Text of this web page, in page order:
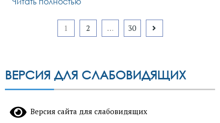
1 2 … 30
ВЕРСИЯ ДЛЯ СЛАБОВИДЯЩИХ
Версия сайта для слабовидящих